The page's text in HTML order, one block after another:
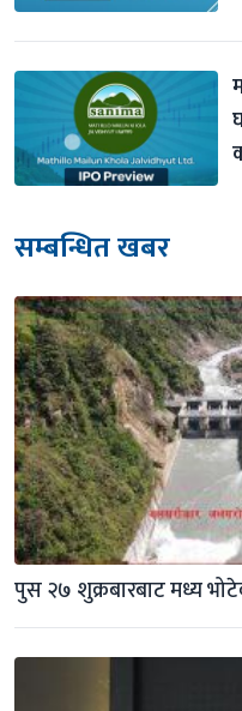
सम्बन्धित खबर
पुस २७ शुक्रबारबाट मध्य